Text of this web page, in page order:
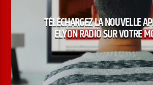
TÉLÉCHARGEZ LA NOUVELLE
ELYON RADIO SUR VOTRE